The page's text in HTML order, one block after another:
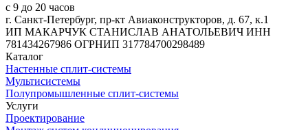
с 9 до 20 часов
г. Санкт-Петербург, пр-кт Авиаконструкторов, д. 67, к.1
ИП МАКАРЧУК СТАНИСЛАВ АНАТОЛЬЕВИЧ ИНН
781434267986 ОГРНИП 317784700298489
Каталог
Настенные сплит-системы
Мультисистемы
Полупромышленные сплит-системы
Услуги
Проектирование